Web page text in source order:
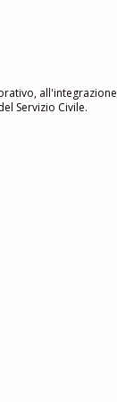
all'integrazione
Servizio Civile.